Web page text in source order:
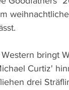
bringt
Curtiz'
drei